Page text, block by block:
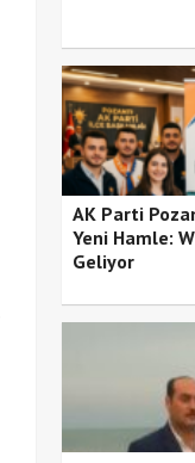
AK Parti
Yeni Hamle:
Geliyor